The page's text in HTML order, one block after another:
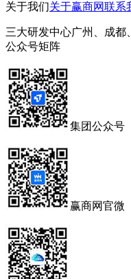
关于我们关于赢商网联系
三大研发中心广州、成都
公众号矩阵
集团公众号
赢商网官微